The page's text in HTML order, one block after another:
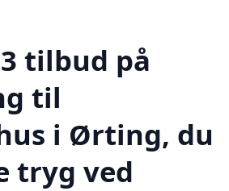
tilbud på
til
i Ørting, du
tryg ved